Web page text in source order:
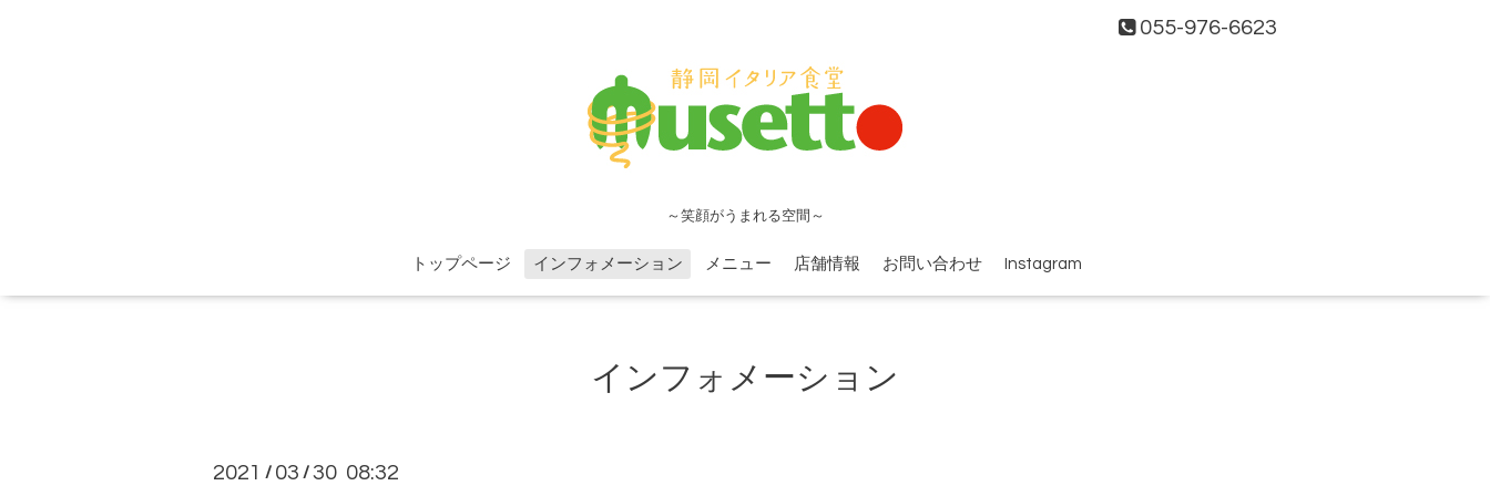
055-976-6623
～笑顔がうまれる空間～
トップページ インフォメーション メニュー 店舗情報 お問い合わせ Instagram
インフォメーション
2021 / 03 /30 08:32